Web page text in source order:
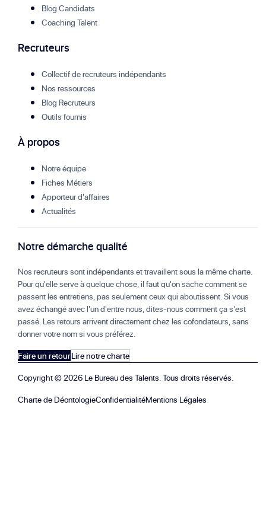
Blog Candidats
Coaching Talent
Recruteurs
Collectif de recruteurs indépendants
Nos ressources
Blog Recruteurs
Outils fournis
À propos
Notre équipe
Fiches Métiers
Apporteur d'affaires
Actualités
Notre démarche qualité
Nos recruteurs sont indépendants et travaillent sous la même charte.
Pour qu'elle serve à quelque chose, il faut qu'on sache comment se
passent les entretiens, pas seulement ceux qui aboutissent. Si vous
avez échangé avec l'un d'entre nous, dites-nous comment ça s'est
passé. Les retours arrivent directement chez les cofondateurs, sans
donner votre nom si vous préférez.
Faire un retourLire notre charte
Copyright ©2026 Le Bureau des Talents. Tous droits réservés.
Charte de DéontologieConfidentialitéMentions Légales